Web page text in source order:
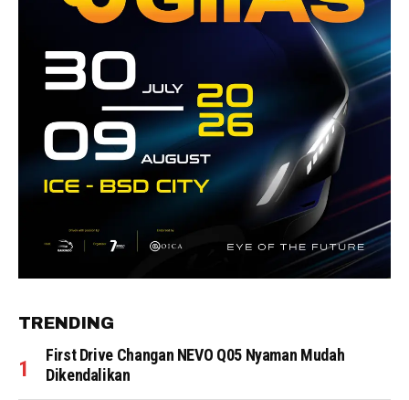
TRENDING
First Drive Changan NEVO Q05 Nyaman Mudah
Dikendalikan